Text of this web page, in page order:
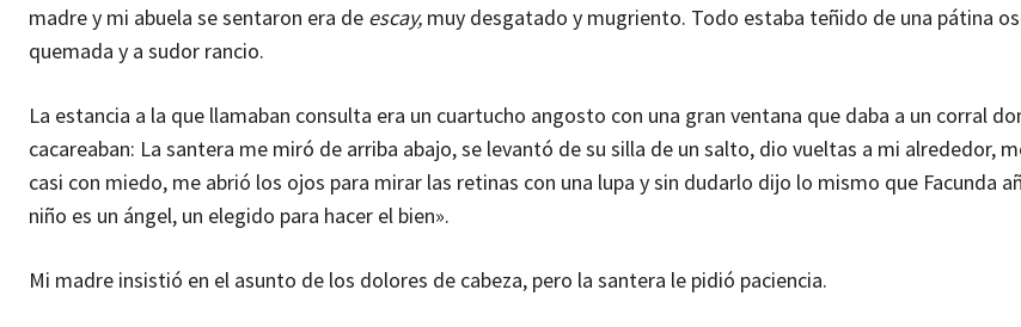
madre y mi abuela se sentaron era de escay, muy desgatado y mugriento. Todo estaba teñido de una pátina
quemada y a sudor rancio.
La estancia a la que llamaban consulta era un cuartucho angosto con una gran ventana que daba a un corral
cacareaban: La santera me miró de arriba abajo, se levantó de su silla de un salto, dio vueltas a mi alrededor,
casi con miedo, me abrió los ojos para mirar las retinas con una lupa y sin dudarlo dijo lo mismo que Facunda
niño es un ángel, un elegido para hacer el bien».
Mi madre insistió en el asunto de los dolores de cabeza, pero la santera le pidió paciencia.